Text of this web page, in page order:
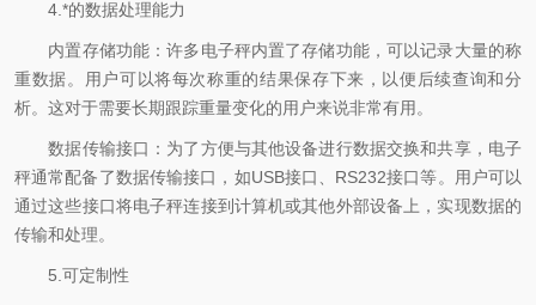
4.*的数据处理能力
内置存储功能：许多电子秤内置了存储功能，可以记录大量的称
重数据。用户可以将每次称重的结果保存下来，以便后续查询和分
析。这对于需要长期跟踪重量变化的用户来说非常有用。
数据传输接口：为了方便与其他设备进行数据交换和共享，电子
秤通常配备了数据传输接口，如USB接口、RS232接口等。用户可以
通过这些接口将电子秤连接到计算机或其他外部设备上，实现数据的
传输和处理。
5.可定制性